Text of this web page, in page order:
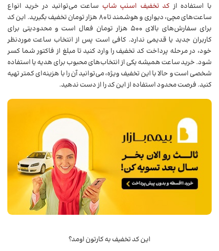
با استفاده از کد تخفیف اسنپ شاپ ساعت می‌توانید در خرید انواع
ساعت‌های مچی، دیواری و هوشمند تا ۸۰ هزار تومان تخفیف بگیرید. این کد
برای سفارش‌های بالای ۵۰۰ هزار تومان فعال است و محدودیتی برای
کاربران جدید یا قدیمی ندارد. کافی است پس از انتخاب ساعت موردنظر
خود، در مرحله پرداخت کد تخفیف را وارد کنید تا مبلغ از فاکتور شما کسر
شود. خرید ساعت همیشه یکی از انتخاب‌های محبوب برای هدیه یا استفاده
شخصی است و حالا با این تخفیف ویژه، می‌توانید آن را با هزینه‌ای کمتر تهیه
کنید. فرصت محدود استفاده از این کد را از دست ندهید.
این کد تخفیف به کارتون اومد؟